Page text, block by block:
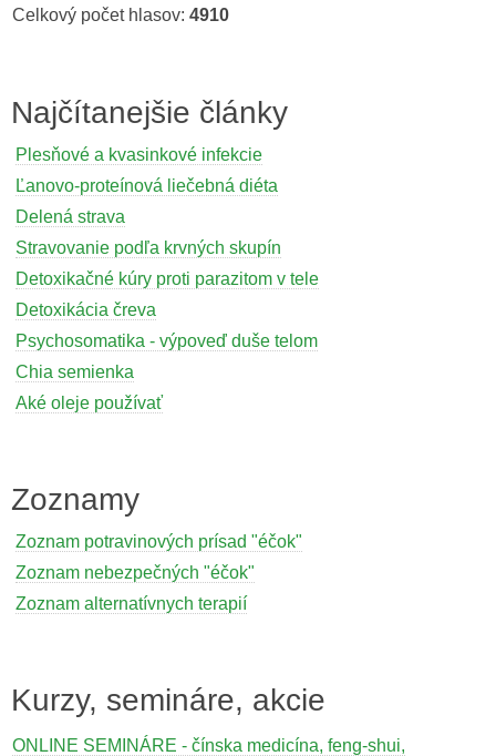
Celkový počet hlasov: 4910
Najčítanejšie články
Plesňové a kvasinkové infekcie
Ľanovo-proteínová liečebná diéta
Delená strava
Stravovanie podľa krvných skupín
Detoxikačné kúry proti parazitom v tele
Detoxikácia čreva
Psychosomatika - výpoveď duše telom
Chia semienka
Aké oleje používať
Zoznamy
Zoznam potravinových prísad "éčok"
Zoznam nebezpečných "éčok"
Zoznam alternatívnych terapií
Kurzy, semináre, akcie
ONLINE SEMINÁRE - čínska medicína, feng-shui,